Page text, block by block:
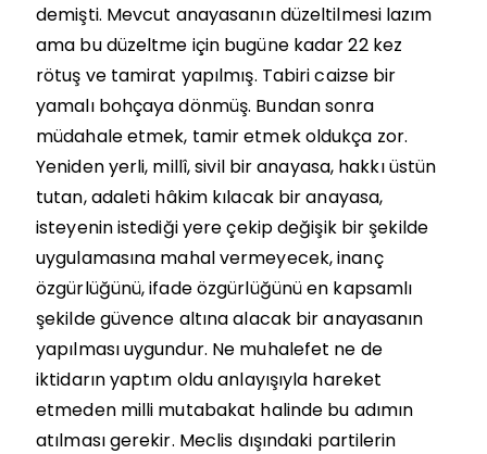
demişti. Mevcut anayasanın düzeltilmesi lazım
ama bu düzeltme için bugüne kadar 22 kez
rötuş ve tamirat yapılmış. Tabiri caizse bir
yamalı bohçaya dönmüş. Bundan sonra
müdahale etmek, tamir etmek oldukça zor.
Yeniden yerli, millî, sivil bir anayasa, hakkı üstün
tutan, adaleti hâkim kılacak bir anayasa,
isteyenin istediği yere çekip değişik bir şekilde
uygulamasına mahal vermeyecek, inanç
özgürlüğünü, ifade özgürlüğünü en kapsamlı
şekilde güvence altına alacak bir anayasanın
yapılması uygundur. Ne muhalefet ne de
iktidarın yaptım oldu anlayışıyla hareket
etmeden milli mutabakat halinde bu adımın
atılması gerekir. Meclis dışındaki partilerin